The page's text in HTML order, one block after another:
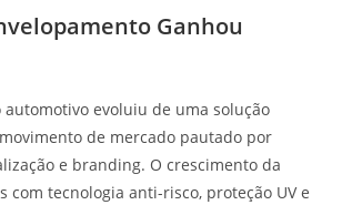
Ganhou
automotivo evoluiu de uma solução
de mercado pautado por
e branding. O crescimento da
com tecnologia anti-risco, proteção UV e